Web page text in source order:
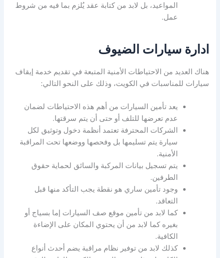
المواعيد، بل لابد من كتابة عقد يُلزم بما فيه من شروط
عمل.
ادارة سيارات الضيوف
هناك العديد من الاحتياطات الأمنية المتبعة في تقديم خدمة إيقاف
سيارات للمناسبات في الكويت، وذلك على النحو التالي:
يعد تأمين السيارات من أهم هذه الاحتياطات لضمان
عدم تعرضها للتلف أو حتى أن يتم سرقتها.
الشركات المحترفة تعتمد أنظمة دخول وتوثيق لكل
سيارة يتم تسليمها بل وفحصها ووضعها تحت المراقبة
الأمنية.
يتم تسجيل بيانات المركبة والسائق لحماية حقوق
الطرفين.
وجود تأمين ساري هو نقطة يجب التأكد منها قبل
التعاقد.
كما لابد من تأمين موقع صف السيارات إما بسياج أو
بغيره كما لابد من أن يحتوي المكان على الإضاءة
الكافية.
كذلك لابد من توفير نظام مراقبة يضم أحدث أنواع